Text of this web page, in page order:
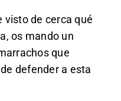
visto de cerca qué
os mando un
que
defender a esta